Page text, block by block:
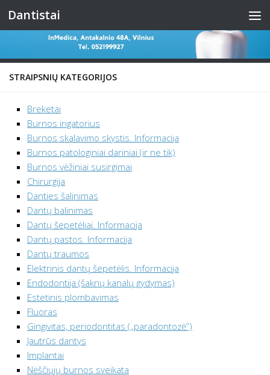
Skip to content
Dantistai
STRAIPSNIŲ KATEGORIJOS
Breketai
Burnos irigatorius
Burnos skalavimo skystis. Informacija
Burnos patologiniai dariniai (ir ne tik)
Burnos vėžiniai susirgimai
Chirurgija
Danties šalinimas
Dantų balinimas
Dantų šepetėliai. Informacija
Dantų pastos. Informacija
Dantų traumos
Elektrinis dantų šepetėlis. Informacija
Endodontija (šaknų kanalų gydymas)
Estetinis plombavimas
Fluoras
Gingivitas, periodontitas („paradontozė”)
Jautrūs dantys
Implantai
Nėščiųjų burnos sveikata